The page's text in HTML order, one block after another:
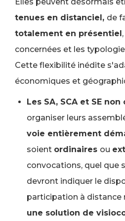
tenues en distanciel, de
totalement en présentiel
concernées et les
Cette flexibilité inédite
économiques et
Les SA, SCA et SE non
organiser leurs
voie entièrement
soient ordinaires ou
convocations, quel que
devront indiquer le
participation à distance
une solution de